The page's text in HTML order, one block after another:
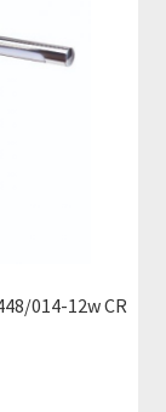
014-12w CR